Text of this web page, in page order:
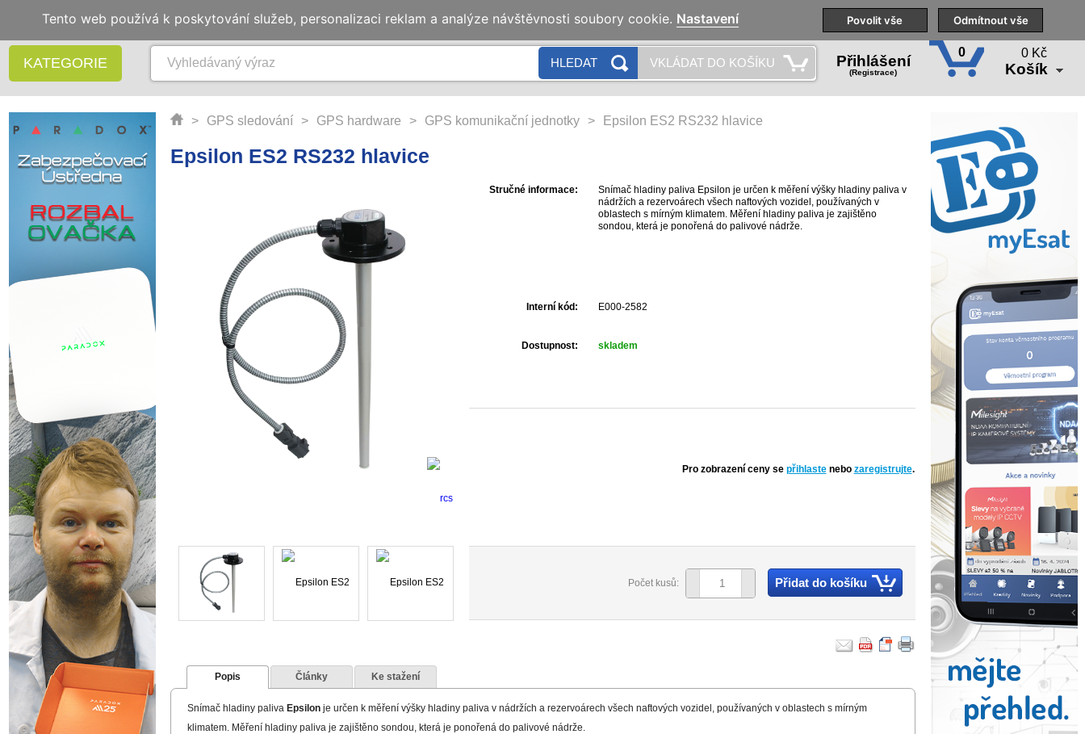
Naše pobočky Technická podpora Školení
KATEGORIE HLEDAT VKLÁDAT DO KOŠÍKU Přihlášení
(Registrace)
0 0 Kč
Košík
> GPS sledování > GPS hardware > GPS komunikační jednotky > Epsilon ES2 RS232 hlavice
Epsilon ES2 RS232 hlavice
Stručné informace:
Snímač hladiny paliva Epsilon je určen k měření výšky hladiny paliva v
nádržích a rezervoárech všech naftových vozidel, používaných v
oblastech s mírným klimatem. Měření hladiny paliva je zajištěno
sondou, která je ponořená do palivové nádrže.
Interní kód: E000-2582
Dostupnost: skladem
Pro zobrazení ceny se přihlaste nebo zaregistrujte.
Počet kusů: Přidat do košíku
Popis Články Ke stažení
Snímač hladiny paliva Epsilonje určen k měření výšky hladiny paliva v nádržích a rezervoárech všech naftových vozidel, používaných v oblastech s mírným
klimatem. Měření hladiny paliva je zajištěno sondou, která je ponořená do palivové nádrže.
Tento web používá k poskytování služeb, personalizaci reklam a analýze návštěvnosti soubory cookie. Nastavení Povolit vše Odmítnout vše